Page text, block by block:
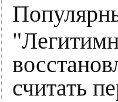
считать